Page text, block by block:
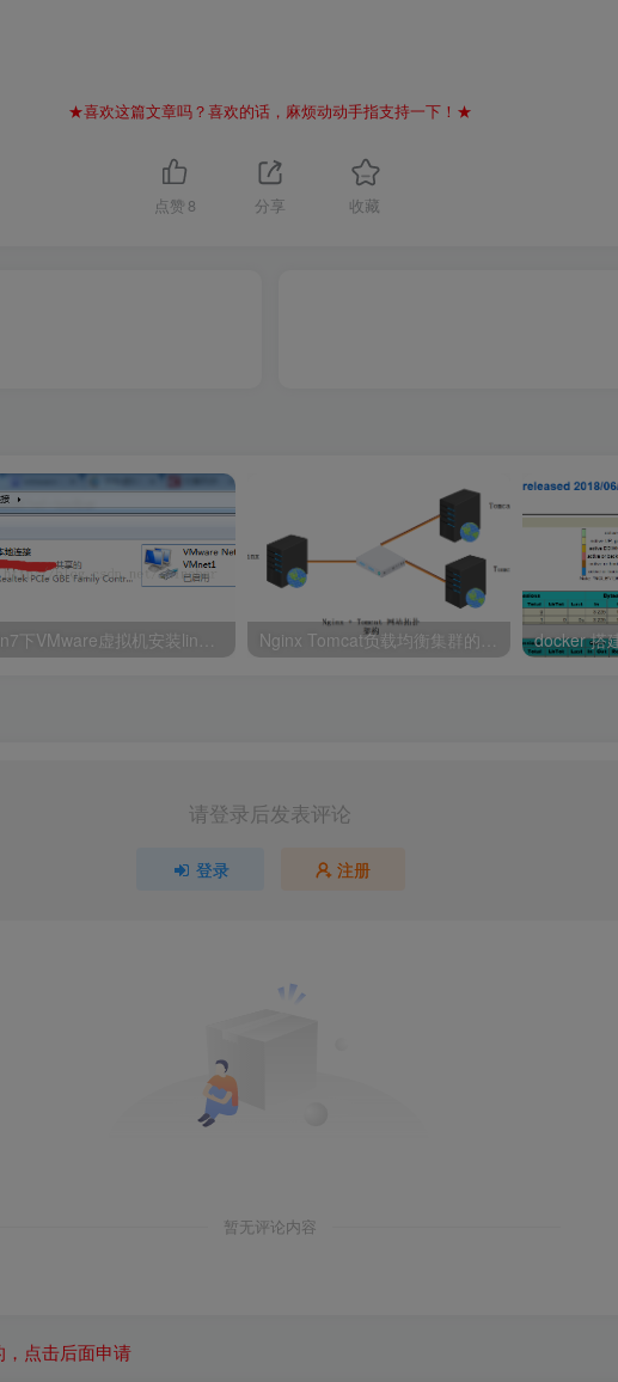
★喜欢这篇文章吗？喜欢的话，麻烦动动手指支持一下！★
点赞 8 分享 收藏
win7下VMware虚拟机安装linux7.2上网配置教程 Nginx Tomcat负载均衡集群的实现示例
请登录后发表评论
登录 注册
暂无评论内容
点击后面申请